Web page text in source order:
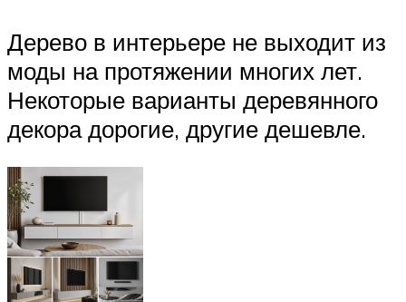
Дерево в интерьере не выходит из
моды на протяжении многих лет.
Некоторые варианты деревянного
декора дорогие, другие дешевле.